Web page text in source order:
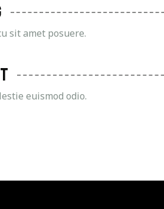
sit amet posuere.
euismod odio.